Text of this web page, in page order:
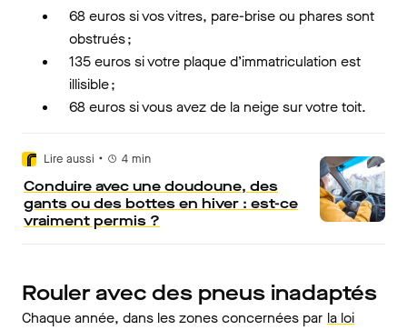
68 euros si vos vitres, pare-brise ou phares sont
obstrués ;
135 euros si votre plaque d’immatriculation est
illisible ;
68 euros si vous avez de la neige sur votre toit.
Lire aussi • 4 min
Conduire avec une doudoune, des
gants ou des bottes en hiver : est-ce
vraiment permis ?
Rouler avec des pneus inadaptés
Chaque année, dans les zones concernées par la loi